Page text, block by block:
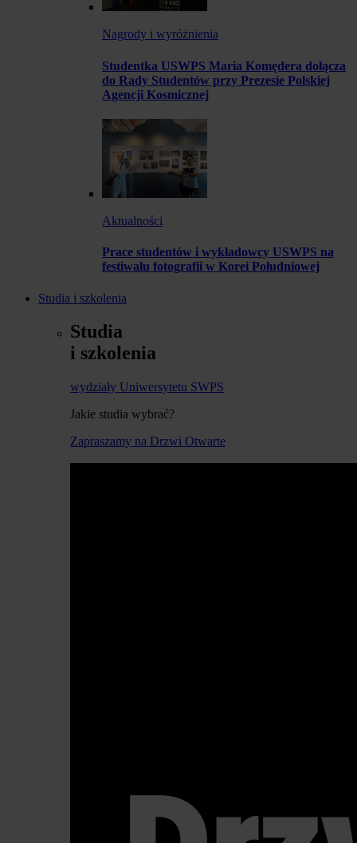
Nagrody i wyróżnienia
Studentka USWPS Maria Komędera dołącza
do Rady Studentów przy Prezesie Polskiej
Agencji Kosmicznej
Aktualności
Prace studentów i wykładowcy USWPS na
festiwalu fotografii w Korei Południowej
Studia i szkolenia
Studia
i szkolenia
wydziały Uniwersytetu SWPS
Jakie studia wybrać?
Zapraszamy na Drzwi Otwarte